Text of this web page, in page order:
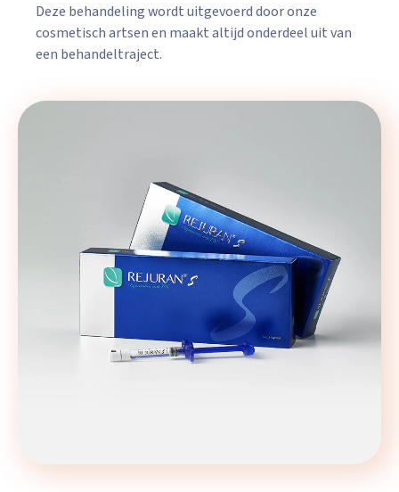
Deze behandeling wordt uitgevoerd door onze
cosmetisch artsen en maakt altijd onderdeel uit van
een behandeltraject.